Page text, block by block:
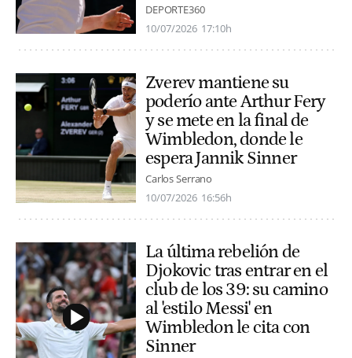
DEPORTE360
10/07/2026 17:10h
Zverev mantiene su
poderío ante Arthur Fery
y se mete en la final de
Wimbledon, donde le
espera Jannik Sinner
Carlos Serrano
10/07/2026 16:56h
La última rebelión de
Djokovic tras entrar en el
club de los 39: su camino
al 'estilo Messi' en
Wimbledon le cita con
Sinner